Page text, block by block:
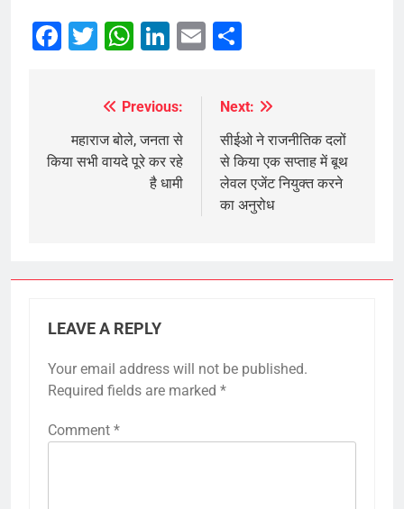
Facebook
Twitter
WhatsApp
LinkedIn
Email
navigation
Previous:
महाराज बोले, जनता से
किया सभी वायदे पूरे कर रहे
है धामी
Next:
सीईओ ने राजनीतिक दलों
से किया एक सप्ताह में बूथ
लेवल एजेंट नियुक्त करने
का अनुरोध
LEAVE A REPLY
Your email address will not be published.
Required fields are marked *
Comment *